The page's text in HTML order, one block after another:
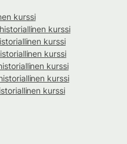
kurssi
kurssi
kurssi
kurssi
kurssi
kurssi
kurssi